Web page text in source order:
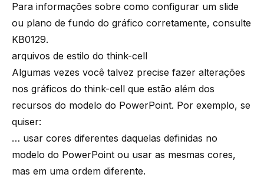
Para informações sobre como configurar um slide
ou plano de fundo do gráfico corretamente, consulte
KB0129.
arquivos de estilo do think-cell
Algumas vezes você talvez precise fazer alterações
nos gráficos do think-cell que estão além dos
recursos do modelo do PowerPoint. Por exemplo, se
quiser:
… usar cores diferentes daquelas definidas no
modelo do PowerPoint ou usar as mesmas cores,
mas em uma ordem diferente.